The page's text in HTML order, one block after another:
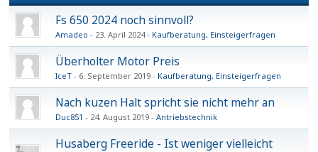
Fs 650 2024 noch sinnvoll?
Amadeo 23. April 2024 Kaufberatung, Einsteigerfragen
Überholter Motor Preis
IceT 6. September 2019 Kaufberatung, Einsteigerfragen
Nach kuzen Halt spricht sie nicht mehr an
Duc851 24. August 2019 Antriebstechnik
Husaberg Freeride - Ist weniger vielleicht